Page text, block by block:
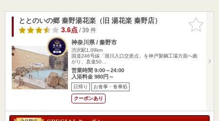
お気に入
りに追加
ととのいの郷 秦野湯花楽（旧 湯花楽 秦野店）
3.6点/ 39 件
神奈川県 / 秦野市
渋沢駅1.09km
国道246号線「堀川入口交差点」を神戸製鋼工場方面へ曲
がり、直進50…
営業時間 9:00～24:00
入浴料金 980円～
日帰り お食事・食事処
クーポンあり